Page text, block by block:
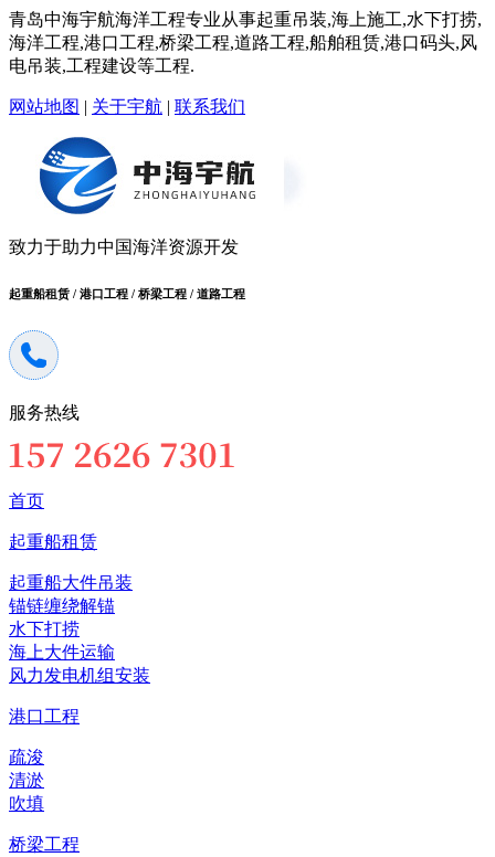
青岛中海宇航海洋工程专业从事起重吊装,海上施工,水下打捞,
海洋工程,港口工程,桥梁工程,道路工程,船舶租赁,港口码头,风
电吊装,工程建设等工程.
网站地图 | 关于宇航 | 联系我们
致力于助力中国海洋资源开发
起重船租赁 / 港口工程 / 桥梁工程 / 道路工程
服务热线
首页
起重船租赁
起重船大件吊装
锚链缠绕解锚
水下打捞
海上大件运输
风力发电机组安装
港口工程
疏浚
清淤
吹填
桥梁工程